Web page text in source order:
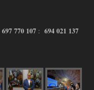
697 770 107 : 694 021 137